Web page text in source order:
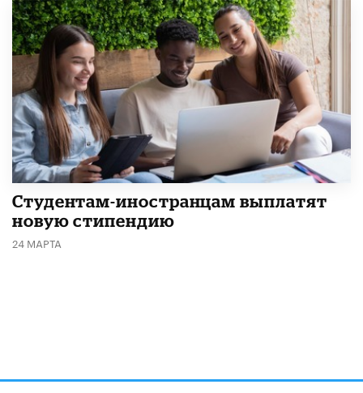
Студентам-иностранцам выплатят
новую стипендию
24 МАРТА